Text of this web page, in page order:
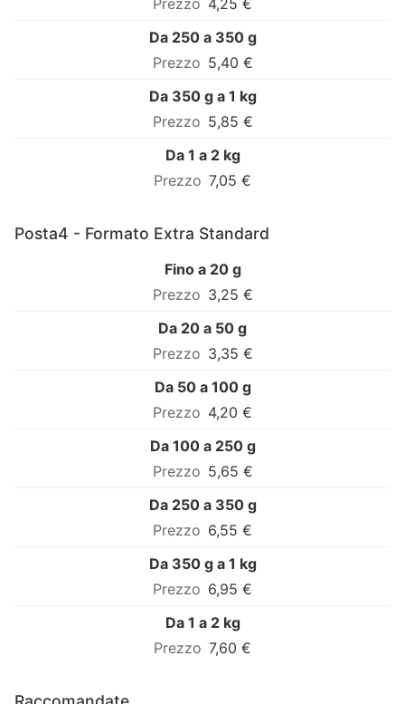
4,25 €
Da 250 a 350 g
5,40 €
Da 350 g a 1 kg
5,85 €
Da 1 a 2 kg
7,05 €
Posta4 - Formato Extra Standard
Fino a 20 g
3,25 €
Da 20 a 50 g
3,35 €
Da 50 a 100 g
4,20 €
Da 100 a 250 g
5,65 €
Da 250 a 350 g
6,55 €
Da 350 g a 1 kg
6,95 €
Da 1 a 2 kg
7,60 €